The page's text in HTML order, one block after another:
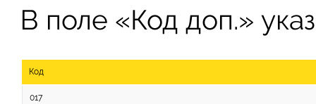
В поле «Код доп.»
Код
017